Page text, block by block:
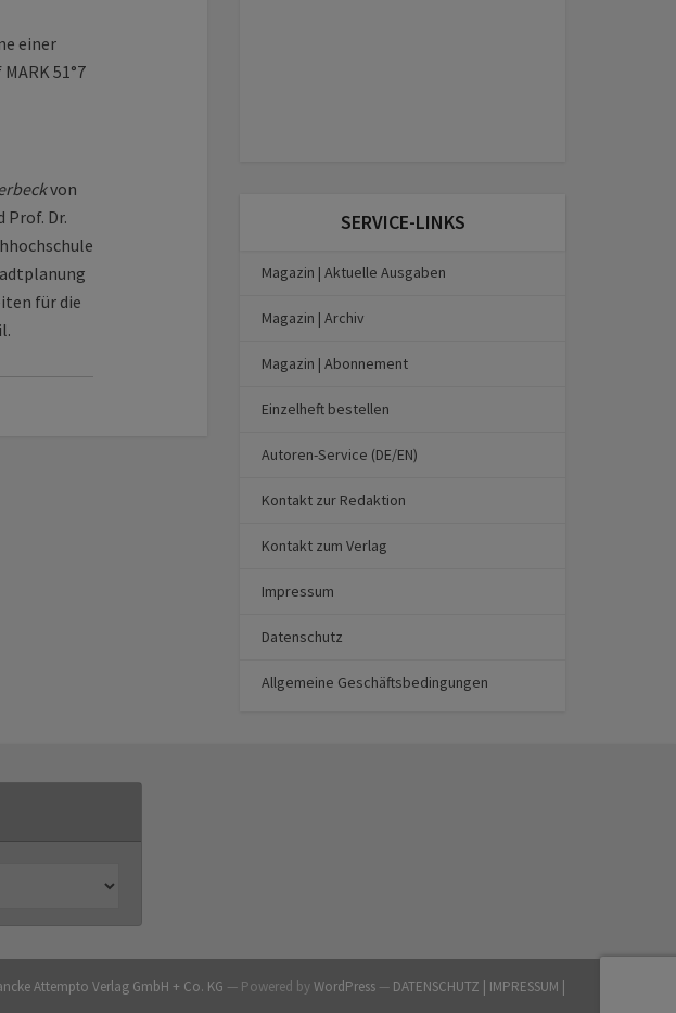
einer
51°7
von
Prof. Dr.
für die
SERVICE-LINKS
Magazin | Aktuelle Ausgaben
Magazin | Archiv
Magazin | Abonnement
Einzelheft bestellen
Autoren-Service (DE/EN)
Kontakt zur Redaktion
Kontakt zum Verlag
Impressum
Datenschutz
Allgemeine Geschäftsbedingungen
Attempto Verlag GmbH + Co. KG — Powered byWordPress — DATENSCHUTZ | IMPRESSUM |